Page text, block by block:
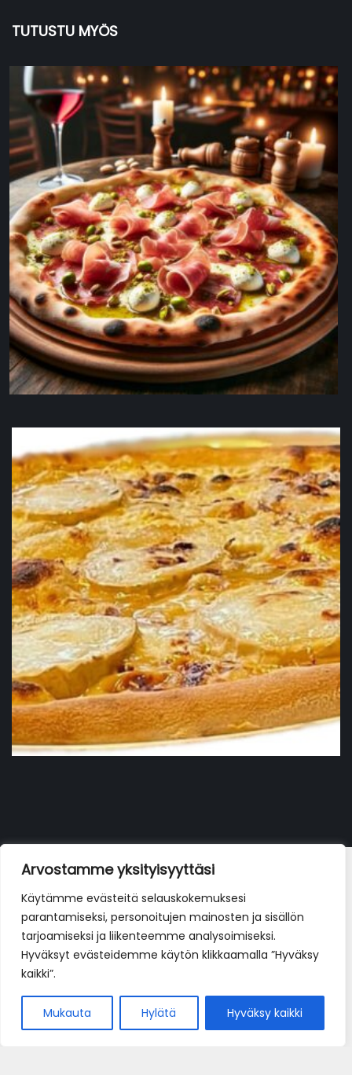
Arvostamme yksityisyyttäsi
Käytämme evästeitä selauskokemuksesi
parantamiseksi, personoitujen mainosten ja sisällön
tarjoamiseksi ja liikenteemme analysoimiseksi.
Hyväksyt evästeidemme käytön klikkaamalla ”Hyväksy
kaikki”.
Mukauta Hylätä Hyväksy kaikki
TUTUSTU MYÖS
La pizza con mortadella e bufala
19,90€
Bianca VL/ LL
17,90€